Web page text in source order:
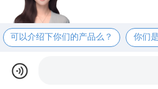
可以介绍下你们的产品么？ 你们